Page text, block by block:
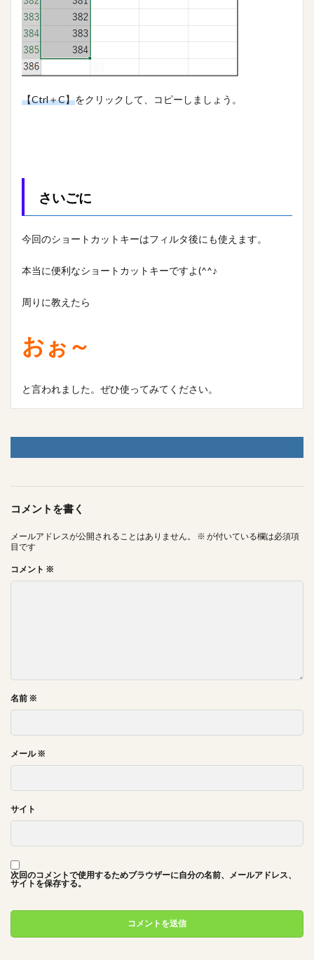
【Ctrl＋C】をクリックして、コピーしましょう。
さいごに
今回のショートカットキーはフィルタ後にも使えます。
本当に便利なショートカットキーですよ(^^♪
周りに教えたら
おぉ～
と言われました。ぜひ使ってみてください。
コメントを書く
メールアドレスが公開されることはありません。 ※ が付いている欄は必須項
目です
コメント ※
名前 ※
メール※
サイト
次回のコメントで使用するためブラウザーに自分の名前、メールアドレス、
サイトを保存する。